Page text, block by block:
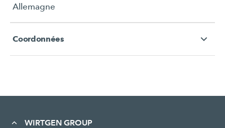
Allemagne
Coordonnées
WIRTGEN GROUP